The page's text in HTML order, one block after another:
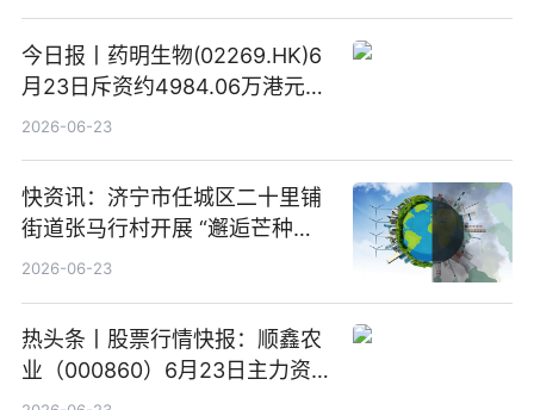
今日报丨药明生物(02269.HK)6
月23日斥资约4984.06万港元回
购160.50万股
2026-06-23
快资讯：济宁市任城区二十里铺
街道张马行村开展 “邂逅芒种节
气 传承农耕文化” 宣传活动
2026-06-23
热头条丨股票行情快报：顺鑫农
业（000860）6月23日主力资
金净卖出388.22万元